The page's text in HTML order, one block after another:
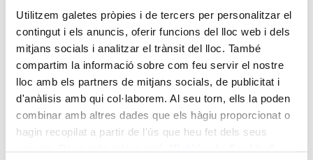
Utilitzem galetes pròpies i de tercers per personalitzar el
contingut i els anuncis, oferir funcions del lloc web i dels
mitjans socials i analitzar el trànsit del lloc. També
compartim la informació sobre com feu servir el nostre
lloc amb els partners de mitjans socials, de publicitat i
d'anàlisis amb qui col·laborem. Al seu torn, ells la poden
combinar amb altres dades que els hàgiu proporcionat o
hagin recopilat a partir de l'ús que heu fet dels seus
virtual
Idiomes en que s'imparteix:
Català
Dates:
del 06/05/2025 al 03/07/2025